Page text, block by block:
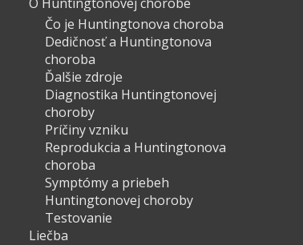
Čo je Huntingtonova choroba
Dedičnosť a Huntingtonova
choroba
Ďalšie zdroje
Diagnostika Huntingtonovej
choroby
Príčiny vzniku
Reprodukcia a Huntingtonova
choroba
Symptómy a priebeh
Huntingtonovej choroby
Testovanie
Liečba